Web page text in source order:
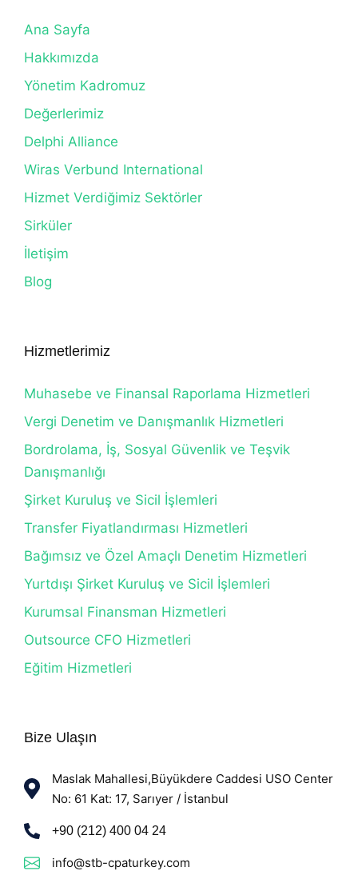
Ana Sayfa
Hakkımızda
Yönetim Kadromuz
Değerlerimiz
Delphi Alliance
Wiras Verbund International
Hizmet Verdiğimiz Sektörler
Sirküler
İletişim
Blog
Hizmetlerimiz
Muhasebe ve Finansal Raporlama Hizmetleri
Vergi Denetim ve Danışmanlık Hizmetleri
Bordrolama, İş, Sosyal Güvenlik ve Teşvik
Danışmanlığı
Şirket Kuruluş ve Sicil İşlemleri
Transfer Fiyatlandırması Hizmetleri
Bağımsız ve Özel Amaçlı Denetim Hizmetleri
Yurtdışı Şirket Kuruluş ve Sicil İşlemleri
Kurumsal Finansman Hizmetleri
Outsource CFO Hizmetleri
Eğitim Hizmetleri
Bize Ulaşın
Maslak Mahallesi,Büyükdere Caddesi USO Center
No: 61 Kat: 17, Sarıyer / İstanbul
+90 (212) 400 04 24
info@stb-cpaturkey.com